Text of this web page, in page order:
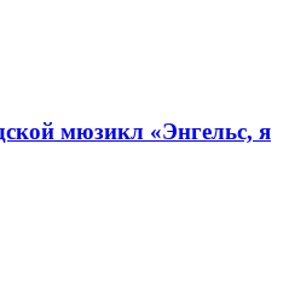
мюзикл «Энгельс, я